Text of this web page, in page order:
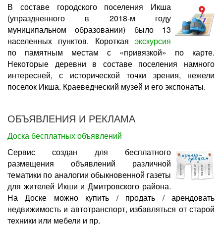
В составе городского поселения Икша
(упраздненного в 2018-м году
муниципальном образовании) было 13
населенных пунктов. Короткая экскурсия
по памятным местам с «привязкой» по карте.
Некоторые деревни в составе поселения намного
интересней, с исторической точки зрения, нежели
поселок Икша. Краеведческий музей и его экспонаты.
ОБЪЯВЛЕНИЯ И РЕКЛАМА
Доска бесплатных объявлений
Сервис создан для бесплатного
размещения объявлений различной
тематики по аналогии обыкновенной газеты
для жителей Икши и Дмитровского района.
На Доске можно купить / продать / арендовать
недвижимость и автотранспорт, избавляться от старой
техники или мебели и пр.